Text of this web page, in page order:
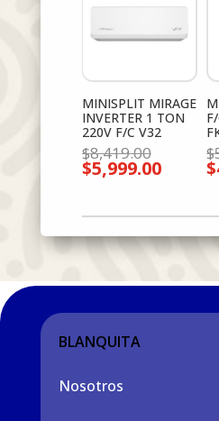
MINISPLIT MIRAGE
INVERTER 1 TON
220V F/C V32
$8,419.00El
precio
original
$5,999.00El
es:
$
$
BLANQUITA
Nosotros